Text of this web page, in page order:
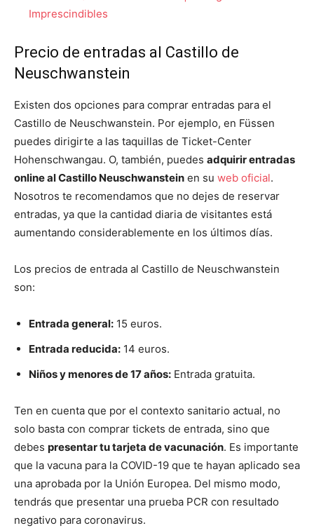
Imprescindibles
Precio de entradas al Castillo de
Neuschwanstein
Existen dos opciones para comprar entradas para el
Castillo de Neuschwanstein. Por ejemplo, en Füssen
puedes dirigirte a las taquillas de Ticket-Center
Hohenschwangau. O, también, puedes adquirir entradas
online al Castillo Neuschwanstein en su web oficial.
Nosotros te recomendamos que no dejes de reservar
entradas, ya que la cantidad diaria de visitantes está
aumentando considerablemente en los últimos días.
Los precios de entrada al Castillo de Neuschwanstein
son:
Entrada general: 15 euros.
Entrada reducida: 14 euros.
Niños y menores de 17 años: Entrada gratuita.
Ten en cuenta que por el contexto sanitario actual, no
solo basta con comprar tickets de entrada, sino que
debes presentar tu tarjeta de vacunación. Es importante
que la vacuna para la COVID-19 que te hayan aplicado sea
una aprobada por la Unión Europea. Del mismo modo,
tendrás que presentar una prueba PCR con resultado
negativo para coronavirus.